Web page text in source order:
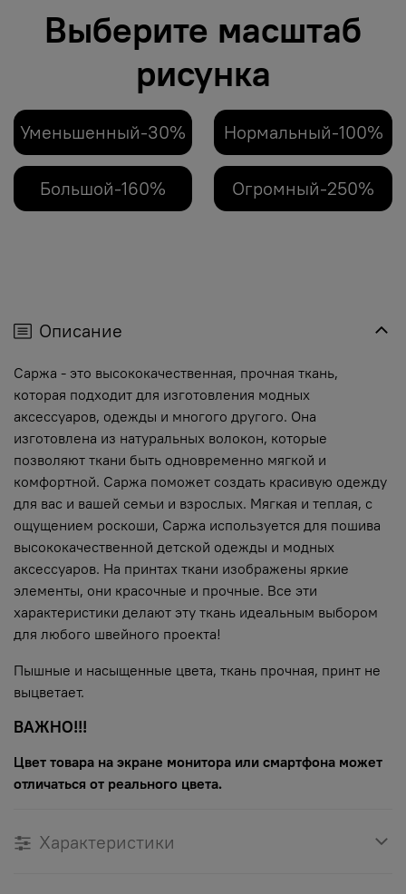
Выберите масштаб
рисунка
Уменьшенный-30% Нормальный-100%
Большой-160% Огромный-250%
Описание
Саржа - это высококачественная, прочная ткань,
которая подходит для изготовления модных
аксессуаров, одежды и многого другого. Она
изготовлена из натуральных волокон, которые
позволяют ткани быть одновременно мягкой и
комфортной. Саржа поможет создать красивую одежду
для вас и вашей семьи и взрослых. Мягкая и теплая, с
ощущением роскоши, Саржа используется для пошива
высококачественной детской одежды и модных
аксессуаров. На принтах ткани изображены яркие
элементы, они красочные и прочные. Все эти
характеристики делают эту ткань идеальным выбором
для любого швейного проекта!
Пышные и насыщенные цвета, ткань прочная, принт не
выцветает.
ВАЖНО!!!
Цвет товара на экране монитора или смартфона может
отличаться от реального цвета.
Характеристики